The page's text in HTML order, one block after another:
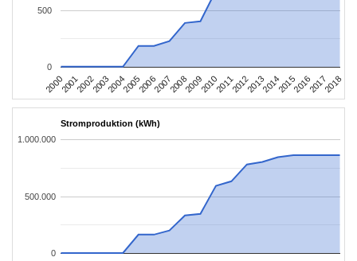
2000200120022003200420052006200720082009201020112012201320142015201620172018
0
500
Stromproduktion (kWh)
0
500.000
1.000.000